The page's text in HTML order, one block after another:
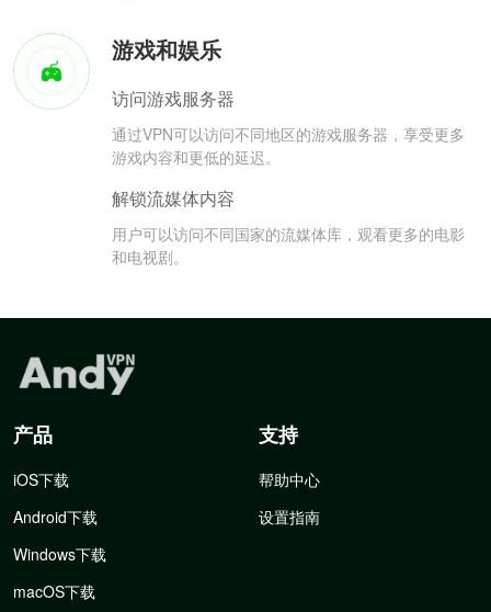
游戏和娱乐
访问游戏服务器
通过VPN可以访问不同地区的游戏服务器，享受更多
游戏内容和更低的延迟。
解锁流媒体内容
用户可以访问不同国家的流媒体库，观看更多的电影
和电视剧。
产品
iOS下载
Android下载
Windows下载
macOS下载
支持
帮助中心
设置指南